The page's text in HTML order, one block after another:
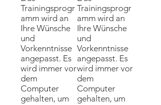
Trainingsprogr
amm wird an
Ihre Wünsche
und
Vorkenntnisse
angepasst. Es
wird immer vor
dem
Computer
gehalten, um
Trainingsprogr
amm wird an
Ihre Wünsche
und
Vorkenntnisse
angepasst. Es
wird immer vor
dem
Computer
gehalten, um